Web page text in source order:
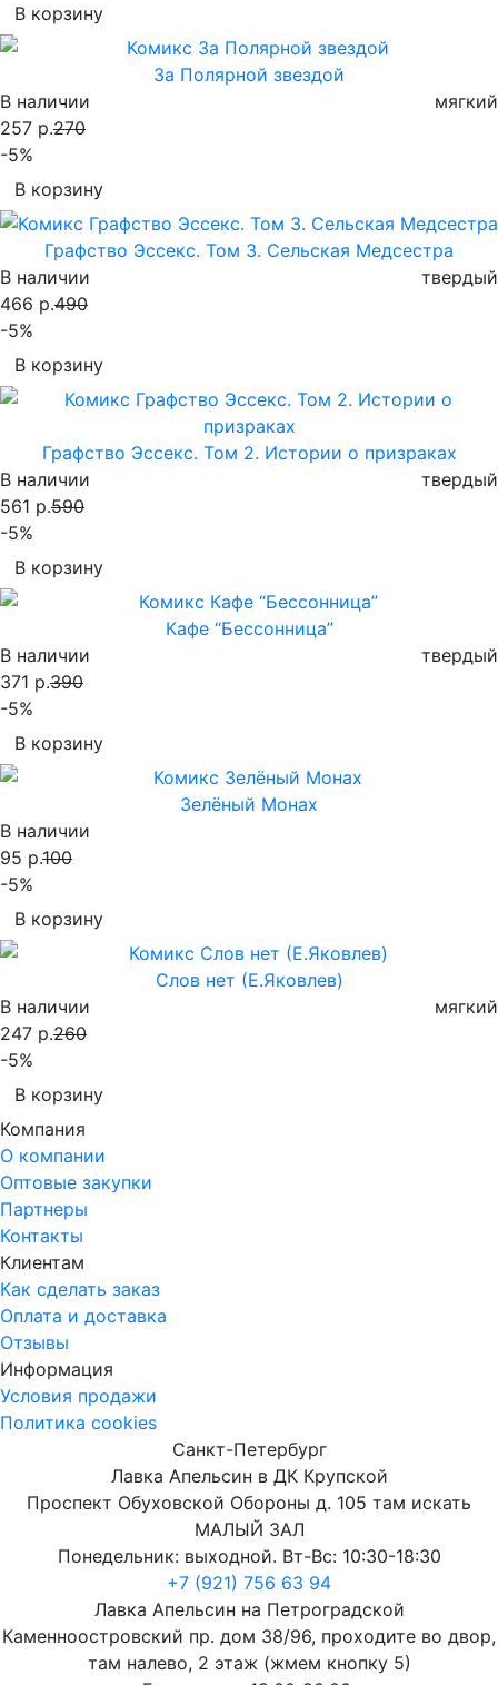
В корзину
За Полярной звездой
В наличии
мягкий
257 р.270
-5%
В корзину
Графство Эссекс. Том 3. Сельская Медсестра
В наличии
твердый
466 р.490
-5%
В корзину
Графство Эссекс. Том 2. Истории о призраках
В наличии
твердый
561 р.590
-5%
В корзину
Кафе “Бессонница”
В наличии
твердый
371 р.390
-5%
В корзину
Зелёный Монах
В наличии
95 р.100
-5%
В корзину
Слов нет (Е.Яковлев)
В наличии
мягкий
247 р.260
-5%
В корзину
Компания
О компании
Оптовые закупки
Партнеры
Контакты
Клиентам
Как сделать заказ
Оплата и доставка
Отзывы
Информация
Условия продажи
Политика cookies
Санкт-Петербург
Лавка Апельсин в ДК Крупской
Проспект Обуховской Обороны д. 105 там искать
МАЛЫЙ ЗАЛ
Понедельник: выходной. Вт-Вс: 10:30-18:30
+7 (921) 756 63 94
Лавка Апельсин на Петроградской
Каменноостровский пр. дом 38/96, проходите во двор,
там налево, 2 этаж (жмем кнопку 5)